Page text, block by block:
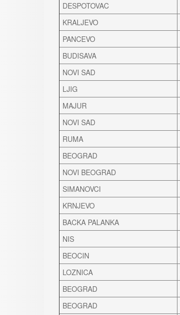
DESPOTOVAC
KRALJEVO
PANCEVO
BUDISAVA
NOVI SAD
LJIG
MAJUR
NOVI SAD
RUMA
BEOGRAD
NOVI BEOGRAD
SIMANOVCI
KRNJEVO
BACKA PALANKA
NIS
BEOCIN
LOZNICA
BEOGRAD
BEOGRAD